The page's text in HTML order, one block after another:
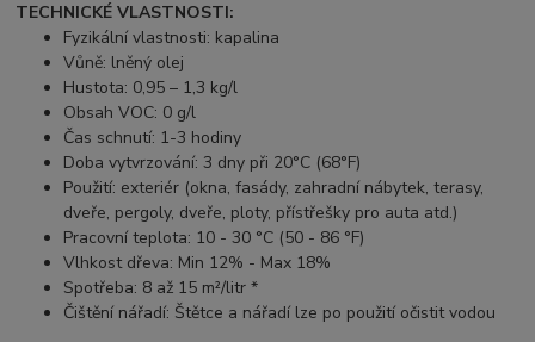
TECHNICKÉ VLASTNOSTI:
Fyzikální vlastnosti: kapalina
Vůně: lněný olej
Hustota: 0,95 – 1,3 kg/l
Obsah VOC: 0 g/l
Čas schnutí: 1-3 hodiny
Doba vytvrzování: 3 dny při 20°C (68°F)
Použití: exteriér (okna, fasády, zahradní nábytek, terasy,
dveře, pergoly, dveře, ploty, přístřešky pro auta atd.)
Pracovní teplota: 10 - 30 °C (50 - 86 °F)
Vlhkost dřeva: Min 12% - Max 18%
Spotřeba: 8 až 15 m²/litr *
Čištění nářadí: Štětce a nářadí lze po použití očistit vodou